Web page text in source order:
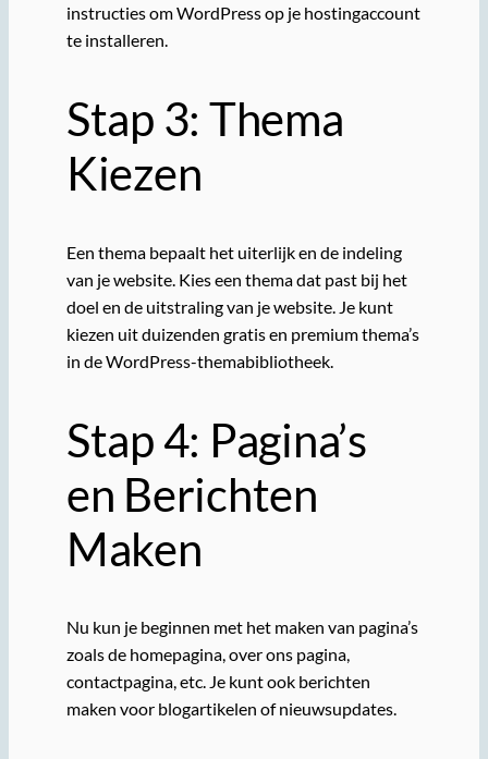
instructies om WordPress op je hostingaccount
te installeren.
Stap 3: Thema
Kiezen
Een thema bepaalt het uiterlijk en de indeling
van je website. Kies een thema dat past bij het
doel en de uitstraling van je website. Je kunt
kiezen uit duizenden gratis en premium thema’s
in de WordPress-themabibliotheek.
Stap 4: Pagina’s
en Berichten
Maken
Nu kun je beginnen met het maken van pagina’s
zoals de homepagina, over ons pagina,
contactpagina, etc. Je kunt ook berichten
maken voor blogartikelen of nieuwsupdates.